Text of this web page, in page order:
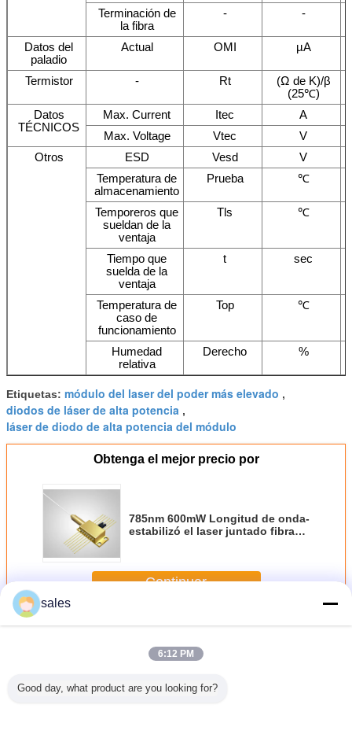
Terminación de
la fibra
- -
Datos del
paladio
Actual OMI µA
Termistor - Rt
(Ω de K)/β
(25℃)
Datos
TÉCNICOS
Max. Current Itec
A
Max. Voltage
Vtec
V
Otros
ESD Vesd
V
Temperatura de
almacenamiento
Prueba ℃
Temporeros que
sueldan de la
ventaja
Tls ℃
Tiempo que
suelda de la
ventaja
t sec
Temperatura de
caso de
funcionamiento
Top ℃
Humedad
relativa
Derecho %
Etiquetas: módulo del laser del poder más elevado ,
diodos de láser de alta potencia ,
láser de diodo de alta potencia del módulo
Obtenga el mejor precio por
785nm 600mW Longitud de onda-
estabilizó el laser juntado fibra
Continuar
MásLongitud de onda estabilizado diodo láser
sales
6:12 PM
Good day, what product are you looking for?